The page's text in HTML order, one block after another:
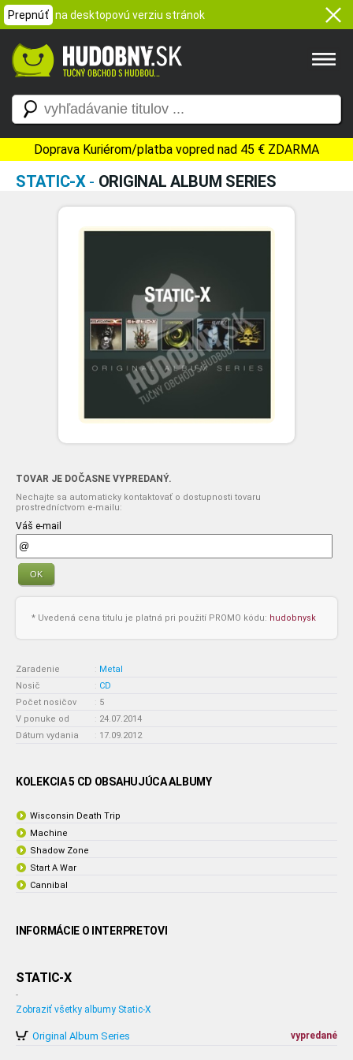
Prepnúť na desktopovú verziu stránok
Doprava Kuriérom/platba vopred nad 45 € ZDARMA
STATIC-X- ORIGINAL ALBUM SERIES
TOVAR JE DOČASNE VYPREDANÝ.
Nechajte sa automaticky kontaktovať o dostupnosti tovaru
prostredníctvom e-mailu:
Váš e-mail
OK
* Uvedená cena titulu je platná pri použití PROMO kódu: hudobnysk
Zaradenie : Metal
Nosič
: CD
Počet nosičov
: 5
V ponuke od
: 24.07.2014
Dátum vydania
: 17.09.2012
KOLEKCIA 5 CD OBSAHUJÚCA ALBUMY
Wisconsin Death Trip
Machine
Shadow Zone
Start A War
Cannibal
INFORMÁCIE O INTERPRETOVI
STATIC-X
-
Zobraziť všetky albumy Static-X
Original Album Series vypredané